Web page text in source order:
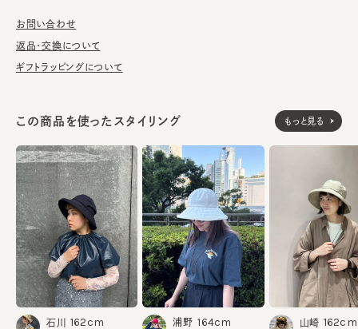
載です。
洗濯可能。洗うことにより風合いに多少の変化が起こります。お洗
※サイズ調節スベリ仕様（サイズを小さくする際は、調節テープを
まっすぐ引き出してください。逆向きに引っ張るとスベリを破損する
可能性がございます。）
※手洗いの際は付属のアテンションを必ずご参照ください。
素材 ナイロン100%
生産国 made in JAPAN
お問い合わせ
返品・交換について
ギフトラッピングについて
この商品を使ったスタイリング もっと見る
石川 162cm 浦野 164cm 山崎 162cm